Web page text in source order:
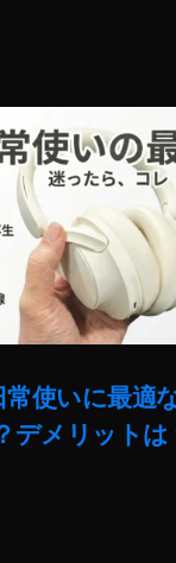
常使いに最適
デメリット